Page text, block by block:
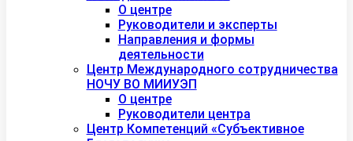
О центре
Руководители и эксперты
Направления и формы
деятельности
Центр Международного сотрудничества
НОЧУ ВО МИИУЭП
О центре
Руководители центра
Центр Компетенций «Субъективное